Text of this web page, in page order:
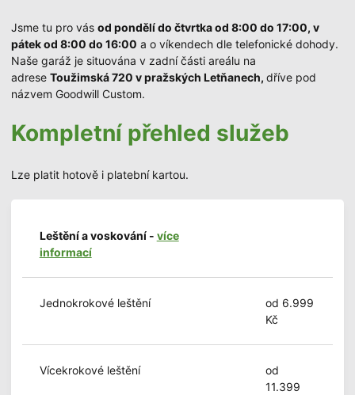
Jsme tu pro vás od pondělí do čtvrtka od 8:00 do 17:00, v
pátek od 8:00 do 16:00 a o víkendech dle telefonické dohody.
Naše garáž je situována v zadní části areálu na
adrese Toužimská 720 v pražských Letňanech, dříve pod
názvem Goodwill Custom.
Kompletní přehled služeb
Lze platit hotově i platební kartou.
Leštění a voskování - více
informací
Jednokrokové leštění
od 6.999
Kč
Vícekrokové leštění
od
11.399